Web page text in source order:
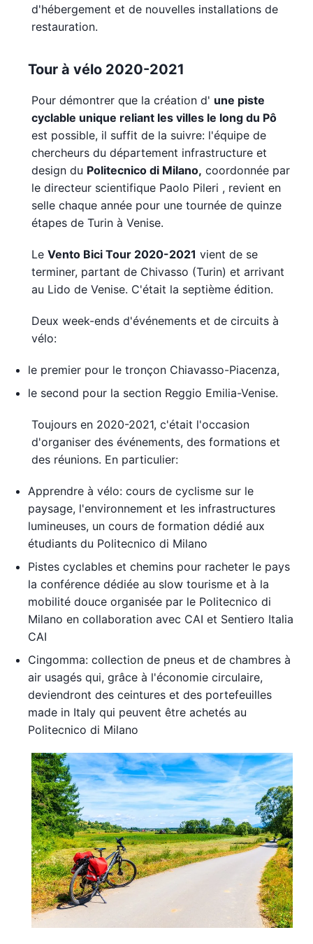
d'hébergement et de nouvelles installations de
restauration.
Tour à vélo 2020-2021
Pour démontrer que la création d' une piste
cyclable unique reliant les villes le long du Pô
est possible, il suffit de la suivre: l'équipe de
chercheurs du département infrastructure et
design du Politecnico di Milano, coordonnée par
le directeur scientifique Paolo Pileri , revient en
selle chaque année pour une tournée de quinze
étapes de Turin à Venise.
Le Vento Bici Tour 2020-2021 vient de se
terminer, partant de Chivasso (Turin) et arrivant
au Lido de Venise. C'était la septième édition.
Deux week-ends d'événements et de circuits à
vélo:
le premier pour le tronçon Chiavasso-Piacenza,
le second pour la section Reggio Emilia-Venise.
Toujours en 2020-2021, c'était l'occasion
d'organiser des événements, des formations et
des réunions. En particulier:
Apprendre à vélo: cours de cyclisme sur le
paysage, l'environnement et les infrastructures
lumineuses, un cours de formation dédié aux
étudiants du Politecnico di Milano
Pistes cyclables et chemins pour racheter le pays
la conférence dédiée au slow tourisme et à la
mobilité douce organisée par le Politecnico di
Milano en collaboration avec CAI et Sentiero Italia
CAI
Cingomma: collection de pneus et de chambres à
air usagés qui, grâce à l'économie circulaire,
deviendront des ceintures et des portefeuilles
made in Italy qui peuvent être achetés au
Politecnico di Milano